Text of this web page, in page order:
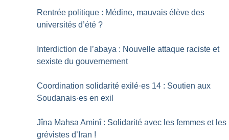
Rentrée politique : Médine, mauvais élève des
universités d’été ?
Interdiction de l’abaya : Nouvelle attaque raciste et
sexiste du gouvernement
Coordination solidarité exilé·es 14 : Soutien aux
Soudanais·es en exil
Jîna Mahsa Aminî : Solidarité avec les femmes et les
grévistes d’Iran !